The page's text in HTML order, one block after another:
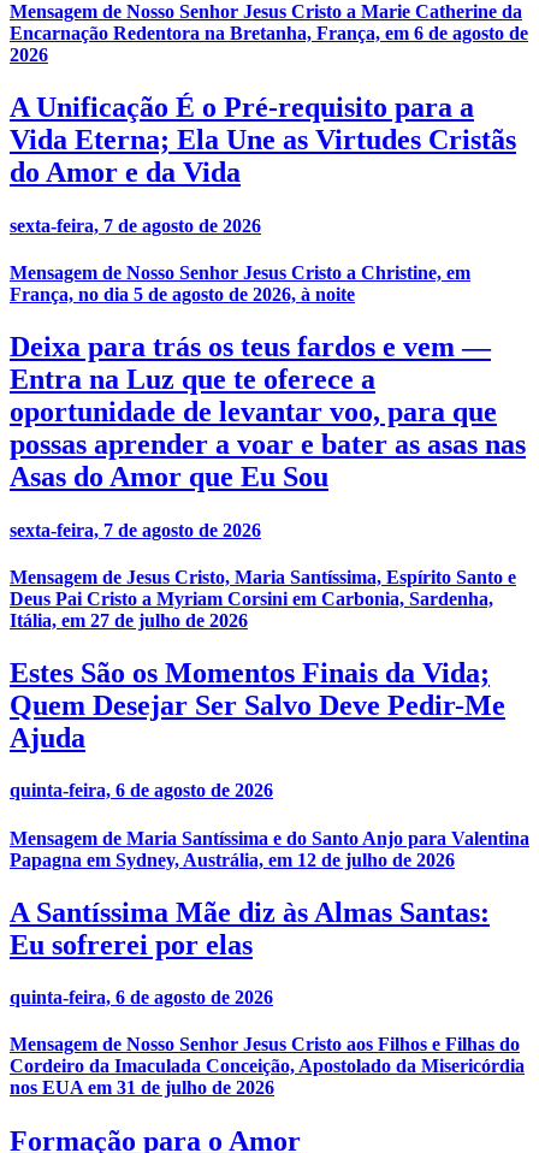
Mensagem de Nosso Senhor Jesus Cristo a Marie Catherine da
Encarnação Redentora na Bretanha, França, em 6 de agosto de
2026
A Unificação É o Pré-requisito para a
Vida Eterna; Ela Une as Virtudes Cristãs
do Amor e da Vida
sexta-feira, 7 de agosto de 2026
Mensagem de Nosso Senhor Jesus Cristo a Christine, em
França, no dia 5 de agosto de 2026, à noite
Deixa para trás os teus fardos e vem —
Entra na Luz que te oferece a
oportunidade de levantar voo, para que
possas aprender a voar e bater as asas nas
Asas do Amor que Eu Sou
sexta-feira, 7 de agosto de 2026
Mensagem de Jesus Cristo, Maria Santíssima, Espírito Santo e
Deus Pai Cristo a Myriam Corsini em Carbonia, Sardenha,
Itália, em 27 de julho de 2026
Estes São os Momentos Finais da Vida;
Quem Desejar Ser Salvo Deve Pedir-Me
Ajuda
quinta-feira, 6 de agosto de 2026
Mensagem de Maria Santíssima e do Santo Anjo para Valentina
Papagna em Sydney, Austrália, em 12 de julho de 2026
A Santíssima Mãe diz às Almas Santas:
Eu sofrerei por elas
quinta-feira, 6 de agosto de 2026
Mensagem de Nosso Senhor Jesus Cristo aos Filhos e Filhas do
Cordeiro da Imaculada Conceição, Apostolado da Misericórdia
nos EUA em 31 de julho de 2026
Formação para o Amor